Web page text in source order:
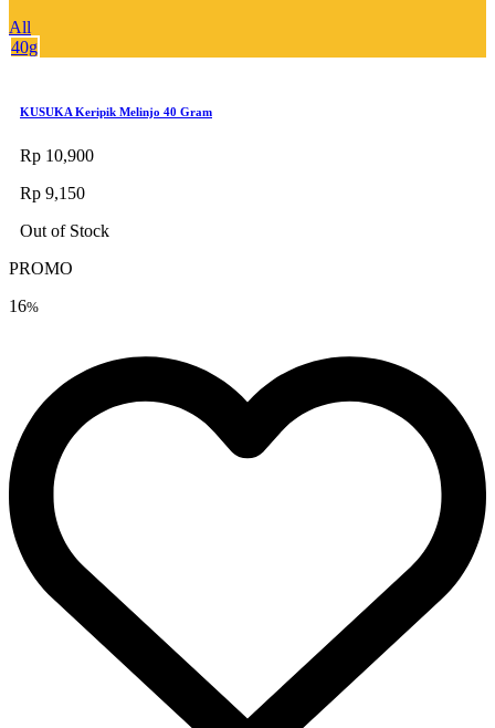
All
40g
KUSUKA Keripik Melinjo 40 Gram
Rp 10,900
Rp 9,150
Out of Stock
PROMO
16%